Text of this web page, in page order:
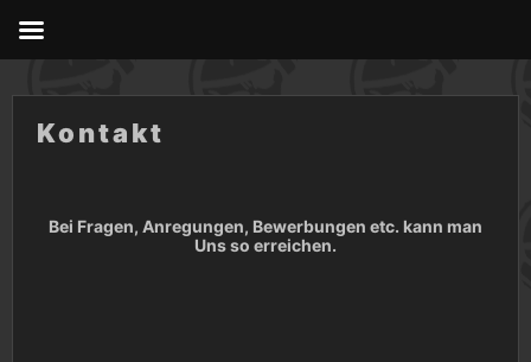
Kontakt
Bei Fragen, Anregungen, Bewerbungen etc. kann man
Uns so erreichen.